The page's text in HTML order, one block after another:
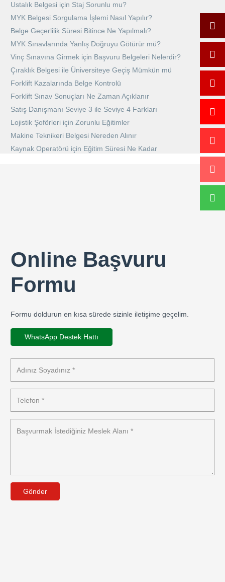
Ustalık Belgesi için Staj Sorunlu mu?
MYK Belgesi Sorgulama İşlemi Nasıl Yapılır?
Belge Geçerlilik Süresi Bitince Ne Yapılmalı?
MYK Sınavlarında Yanlış Doğruyu Götürür mü?
Vinç Sınavına Girmek için Başvuru Belgeleri Nelerdir?
Çıraklık Belgesi ile Üniversiteye Geçiş Mümkün mü
Forklift Kazalarında Belge Kontrolü
Forklift Sınav Sonuçları Ne Zaman Açıklanır
Satış Danışmanı Seviye 3 ile Seviye 4 Farkları
Lojistik Şoförleri için Zorunlu Eğitimler
Makine Teknikeri Belgesi Nereden Alınır
Kaynak Operatörü için Eğitim Süresi Ne Kadar
Online Başvuru
Formu
Formu doldurun en kısa sürede sizinle iletişime geçelim.
WhatsApp Destek Hattı
Gönder